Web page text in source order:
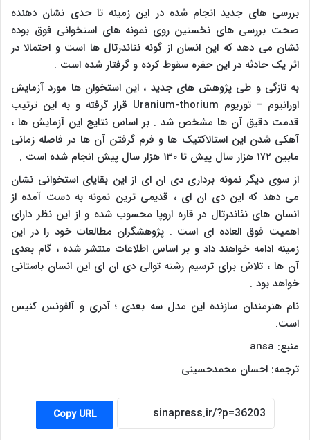
بررسی های جدید انجام شده در این زمینه تا حدی نشان دهنده
صحت بررسی های نخستین روی نمونه های استخوانی فوق بوده
نشان می دهد که این انسان از گونه نئاندرتال ها است و احتمالا در
اثر یک حادثه در این حفره سقوط کرده و گرفتار شده است .
به تازگی و طی پژوهش های جدید ، این استخوان ها مورد آزمایش
اورانیوم – توریوم Uranium-thorium قرار گرفته و به این ترتیب
قدمت دقیق آن ها مشخص شد . بر اساس نتایج این آزمایش ها ،
آهکی شدن این استالاکتیک ها و فرم گرفتن آن ها در فاصله زمانی
مابین ۱۷۲ هزار سال پیش تا ۱۳۰ هزار سال پیش انجام شده است .
از سوی دیگر نمونه برداری دی ان ای از این بقایای استخوانی نشان
می دهد که این دی ان ای ، قدیمی ترین نمونه به دست آمده از
انسان های نئاندرتال در قاره اروپا محسوب شده و از این نظر دارای
اهمیت فوق العاده ای است . پژوهشگران مطالعات خود را در این
زمینه ادامه خواهند داد و بر اساس اطلاعات منتشر شده ، گام بعدی
آن ها ، تلاش برای ترسیم رشته توالی دی ان ای این انسان باستانی
خواهد بود .
نام هنرمندان سازنده این مدل سه بعدی ؛ آدری و آلفونس کنیس
است.
منبع: ansa
ترجمه: احسان محمدحسینی
Copy URL